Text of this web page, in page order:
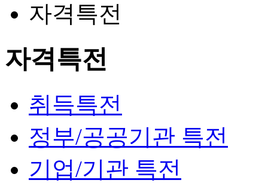
자격특전
자격특전
취득특전
정부/공공기관 특전
기업/기관 특전